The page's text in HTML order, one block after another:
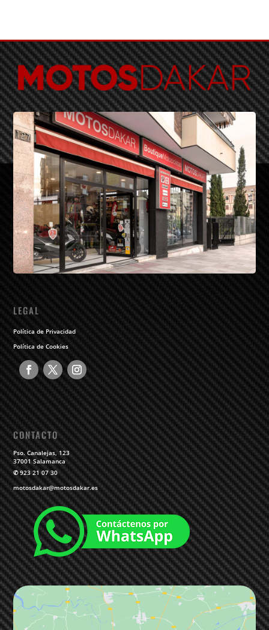
LEGAL
Política de Privacidad
Política de Cookies
CONTACTO
Pso. Canalejas, 123
37001 Salamanca
✆923 21 07 30
motosdakar@motosdakar.es